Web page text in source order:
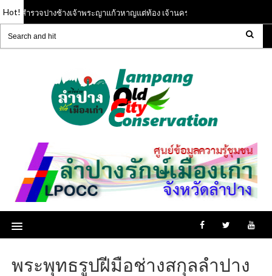
Hot!
สำรวจปางช้างเจ้าพระญาแก้วหาญแต่ท้อง เจ้านครลำปาง ( พ.ศ.๑๙๘๕ - ๒๐๐๐ )
พระพุทธรูปฝีมือช่างสกุลลำปาง